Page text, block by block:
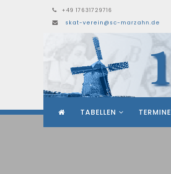
+49 17631729716
skat-verein@sc-marzahn.de
TABELLEN TERMINE